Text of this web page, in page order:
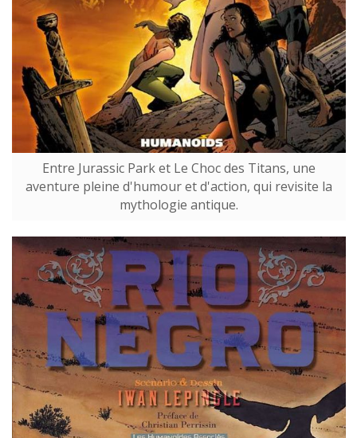
Entre Jurassic Park et Le Choc des Titans, une
aventure pleine d'humour et d'action, qui revisite la
mythologie antique.